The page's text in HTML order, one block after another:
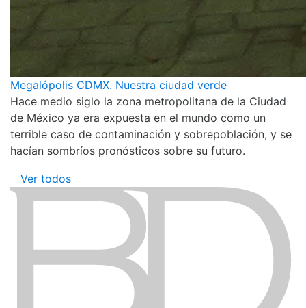
Megalópolis CDMX. Nuestra ciudad verde
Hace medio siglo la zona metropolitana de la Ciudad
de México ya era expuesta en el mundo como un
terrible caso de contaminación y sobrepoblación, y se
hacían sombríos pronósticos sobre su futuro.
Ver todos